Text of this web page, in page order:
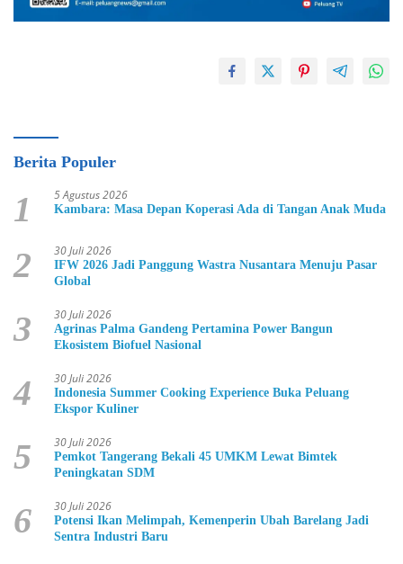
Berita Populer
1 5 Agustus 2026
Kambara: Masa Depan Koperasi Ada di Tangan Anak Muda
2 30 Juli 2026
IFW 2026 Jadi Panggung Wastra Nusantara Menuju Pasar
Global
3 30 Juli 2026
Agrinas Palma Gandeng Pertamina Power Bangun
Ekosistem Biofuel Nasional
4 30 Juli 2026
Indonesia Summer Cooking Experience Buka Peluang
Ekspor Kuliner
5 30 Juli 2026
Pemkot Tangerang Bekali 45 UMKM Lewat Bimtek
Peningkatan SDM
6 30 Juli 2026
Potensi Ikan Melimpah, Kemenperin Ubah Barelang Jadi
Sentra Industri Baru